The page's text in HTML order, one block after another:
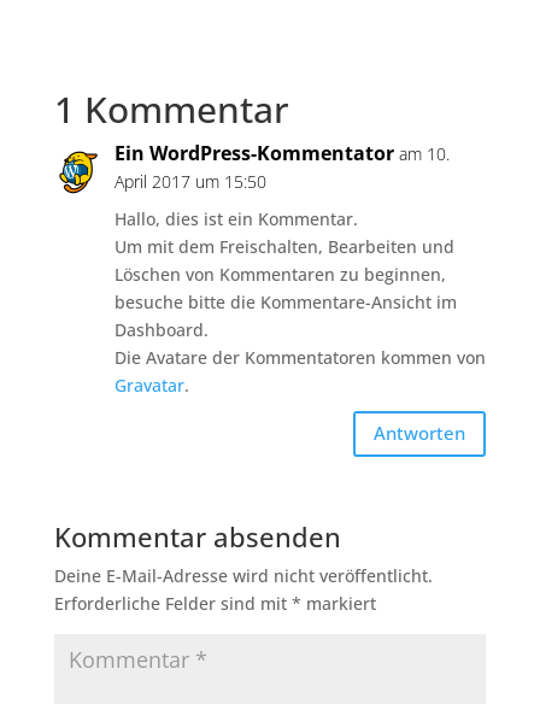
1 Kommentar
Ein WordPress-Kommentator am 10.
April 2017 um 15:50
Hallo, dies ist ein Kommentar.
Um mit dem Freischalten, Bearbeiten und
Löschen von Kommentaren zu beginnen,
besuche bitte die Kommentare-Ansicht im
Dashboard.
Die Avatare der Kommentatoren kommen von
Gravatar.
Antworten
Kommentar absenden
Deine E-Mail-Adresse wird nicht veröffentlicht.
Erforderliche Felder sind mit * markiert